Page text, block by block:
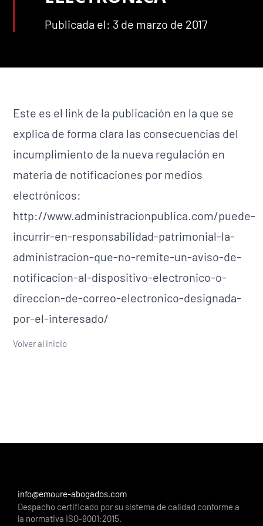
Publicada el: 3 de marzo de 2017
Este es el link de la publicación en la que se
explica de forma clara las consecuencias del
incumplimiento de la nueva regulación en
materia de notificaciones por medios
electrónicos:
http://www.administracionpublica.com/puede-
incurrir-en-responsabilidad-patrimonial-la-
administracion-que-no-remite-un-aviso-de-
notificacion-al-dispositivo-electronico-o-
direccion-de-correo-electronico-designada-
por-el-interesado/
Volver al inicio
info@emoure-abogados.com
Despacho certificado por su sistema de calidad conforme a
la normativa ISO-9001:2015.